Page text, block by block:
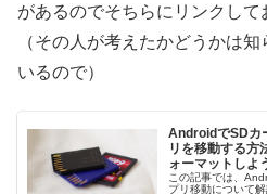
があるのでそちらにリンクして
（その人が考えたかどうかは
いるので）
AndroidでSDカ
リを移動する方
ォーマットしよ
この記事では、
プリ移動について